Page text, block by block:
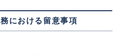
における留意事項